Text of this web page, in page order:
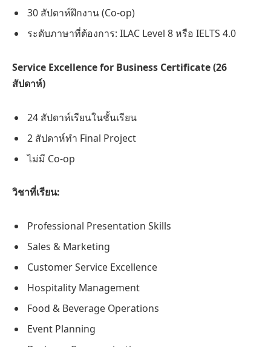
30 สัปดาห์ฝึกงาน (Co-op)
ระดับภาษาที่ต้องการ: ILAC Level 8 หรือ IELTS 4.0
Service Excellence for Business Certificate (26
สัปดาห์)
24 สัปดาห์เรียนในชั้นเรียน
2 สัปดาห์ทำ Final Project
ไม่มี Co-op
วิชาที่เรียน:
Professional Presentation Skills
Sales & Marketing
Customer Service Excellence
Hospitality Management
Food & Beverage Operations
Event Planning